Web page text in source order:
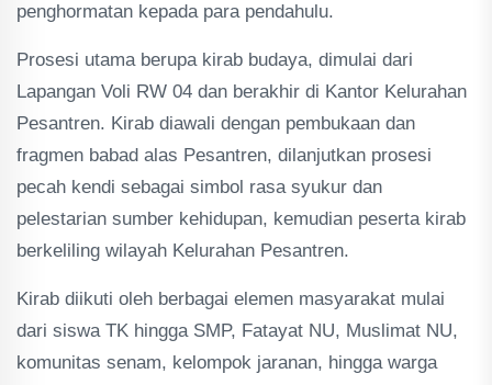
penghormatan kepada para pendahulu.
Prosesi utama berupa kirab budaya, dimulai dari
Lapangan Voli RW 04 dan berakhir di Kantor Kelurahan
Pesantren. Kirab diawali dengan pembukaan dan
fragmen babad alas Pesantren, dilanjutkan prosesi
pecah kendi sebagai simbol rasa syukur dan
pelestarian sumber kehidupan, kemudian peserta kirab
berkeliling wilayah Kelurahan Pesantren.
Kirab diikuti oleh berbagai elemen masyarakat mulai
dari siswa TK hingga SMP, Fatayat NU, Muslimat NU,
komunitas senam, kelompok jaranan, hingga warga